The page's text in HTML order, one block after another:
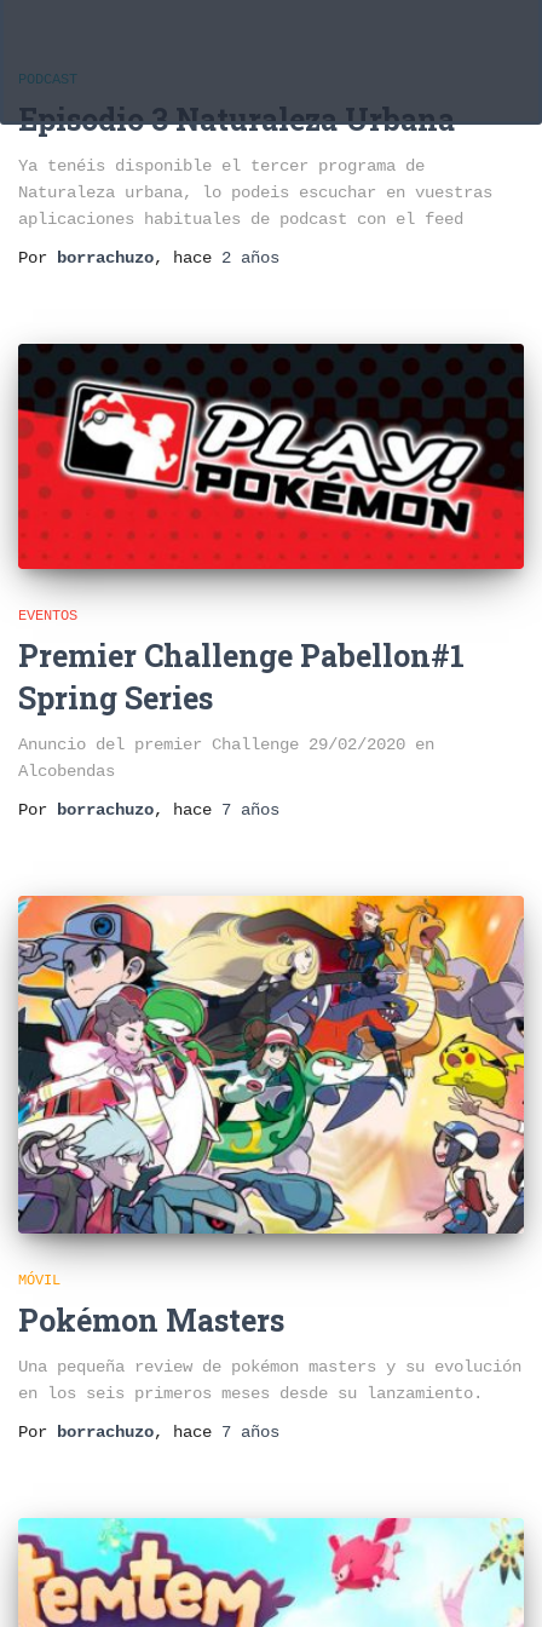
PODCAST
Episodio 3 Naturaleza Urbana
Ya tenéis disponible el tercer programa de
Naturaleza urbana, lo podeis escuchar en vuestras
aplicaciones habituales de podcast con el feed
Por
borrachuzo, hace 2 años
EVENTOS
Premier Challenge Pabellon#1
Spring Series
Anuncio del premier Challenge 29/02/2020 en
Alcobendas
Por
borrachuzo, hace 7 años
MÓVIL
Pokémon Masters
Una pequeña review de pokémon masters y su evolución
en los seis primeros meses desde su lanzamiento.
Por borrachuzo, hace 7 años